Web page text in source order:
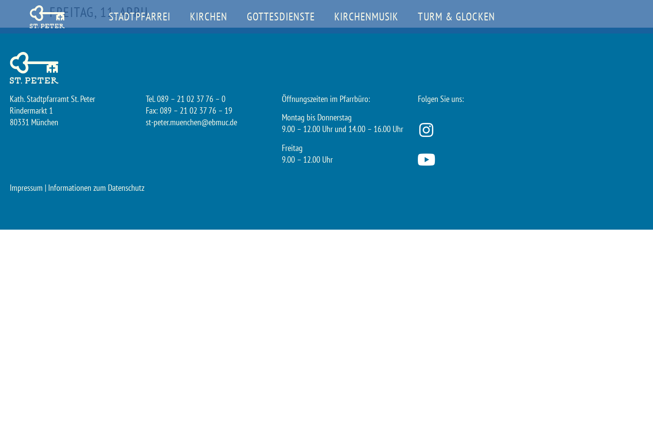
STADTPFARREI KIRCHEN GOTTESDIENSTE KIRCHENMUSIK TURM & GLOCKEN
FREITAG, 11. APRIL
Kath. Stadtpfarramt St. Peter
Rindermarkt 1
80331 München
Tel. 089 – 21 02 37 76 – 0
Fax: 089 – 21 02 37 76 – 19
st-peter.muenchen@ebmuc.de
Öffnungszeiten im Pfarrbüro:
Montag bis Donnerstag
9.00 – 12.00 Uhr und 14.00 – 16.00 Uhr
Freitag
9.00 – 12.00 Uhr
Folgen Sie uns:
Impressum | Informationen zum Datenschutz